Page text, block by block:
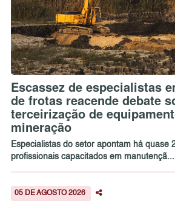
Escassez de especialistas
de frotas reacende debate
terceirização de
mineração
Especialistas do setor apontam há quase
profissionais capacitados em manutençã...
05 DE AGOSTO 2026